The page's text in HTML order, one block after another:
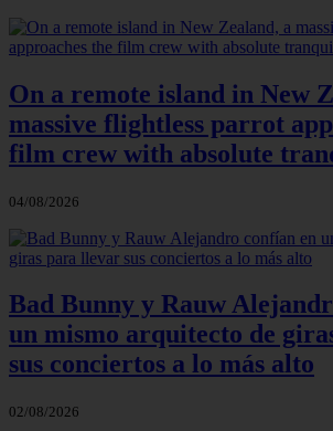
On a remote island in New
massive flightless parrot
film crew with absolute
04/08/2026
Bad Bunny y Rauw
un mismo arquitecto de
sus conciertos a lo más alto
02/08/2026